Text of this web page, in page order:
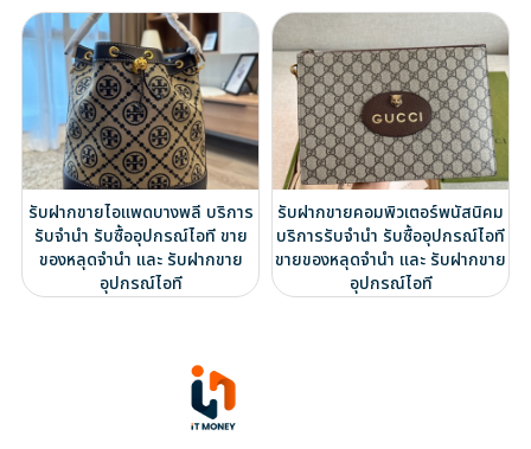
รับฝากขายไอแพดบางพลี บริการ
รับจำนำ รับซื้ออุปกรณ์ไอที ขาย
ของหลุดจำนำ และ รับฝากขาย
อุปกรณ์ไอที
รับฝากขายคอมพิวเตอร์พนัสนิคม
บริการรับจำนำ รับซื้ออุปกรณ์ไอที
ขายของหลุดจำนำ และ รับฝากขาย
อุปกรณ์ไอที